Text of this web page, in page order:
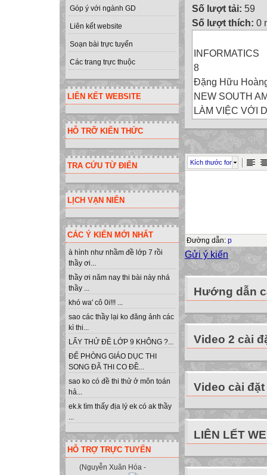
Góp ý với ngành GD
Liên kết website
Soạn bài trực tuyến
Các trang trực thuộc
LIÊN KẾT WEBSITE
HỖ TRỠ KIẾN THỨC
TRA CỨU TỪ ĐIỂN
LỊCH VẠN NIÊN
CÁC Ý KIẾN MỚI NHẤT
à hình như nhầm đề lớp 7 rồi
thầy ơi...
thầy ơi năm nay thi bài này nhá
thầy ...
khó wa' cô 0i!!! ...
sao các thầy lại ko đăng ảnh các
kì thi...
LẤY THỬ ĐỀ LỚP 9 KHÔNG ?...
ĐỂ PHÒNG GIÁO DỤC THI
SONG ĐÃ THI CO ĐỀ...
sao ko có đề thi thử ở môn toán
hả...
ek.k tìm thấy địa lý ek có ak thầy
...
HỖ TRỢ TRỰC TUYẾN
(Nguyễn Xuân Hóa -
Số lượt tải: 59
Số lượt thích: 0
INFORMATICS
8
Đặng Hữu
NEW SOUTH
LÀM VIỆC VỚI
LESSON 9
Ví dụ 1: giả sử
học sinh trong
Input: t1, t2, t3,
Output: tb, dem.
Ví dụ 2:
Tính và đưa ra
Số lượng ngày
tuần.
Khi N lớn thì
Phải khai báo
Chương trình
Khắc phục
Ghép chung 7
Sử dụng: KIỂU
KHÁI NIỆM DỮ
Em hiểu như
Kích thước font
Đường dẫn: p
Gửi ý kiến
Hướng dẫn
Video 2 cài
Video cài đặt
LIÊN LẾT